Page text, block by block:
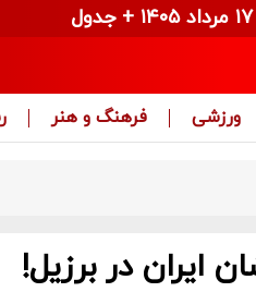
ورزشی فرهنگ و هنر
ایران در برزیل!